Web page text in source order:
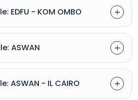
EDFU - KOM OMBO
ASWAN
ASWAN - IL CAIRO